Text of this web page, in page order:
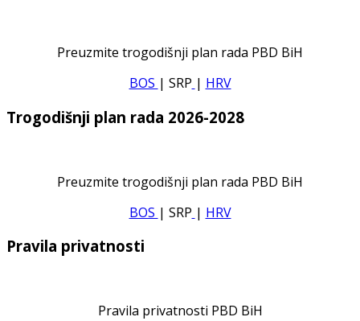
Preuzmite trogodišnji plan rada PBD BiH
BOS | SRP | HRV
Trogodišnji plan rada 2026-2028
Preuzmite trogodišnji plan rada PBD BiH
BOS | SRP | HRV
Pravila privatnosti
Pravila privatnosti PBD BiH